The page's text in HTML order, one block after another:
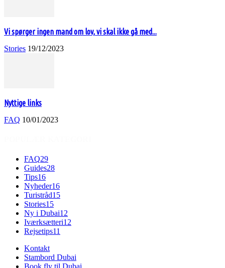
Vi spørger ingen mand om lov, vi skal ikke gå med...
Stories 19/12/2023
Nyttige links
FAQ 10/01/2023
FAQ29
Guides28
Tips16
Nyheder16
Turistråd15
Stories15
Ny i Dubai12
Iværksætteri12
Rejsetips11
Kontakt
Stambord Dubai